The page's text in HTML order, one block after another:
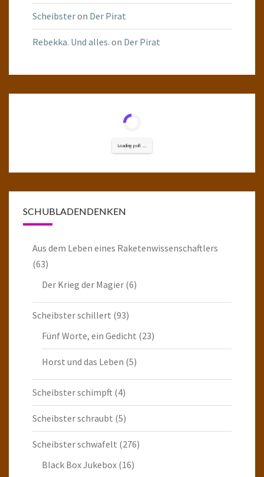
Scheibsteron Der Pirat
Rebekka. Und alles. on Der Pirat
Loading poll ...
SCHUBLADENDENKEN
Aus dem Leben eines Raketenwissenschaftlers
(63)
Der Krieg der Magier (6)
Scheibster schillert (93)
Fünf Worte, ein Gedicht (23)
Horst und das Leben (5)
Scheibster schimpft (4)
Scheibster schraubt (5)
Scheibster schwafelt (276)
Black Box Jukebox (16)